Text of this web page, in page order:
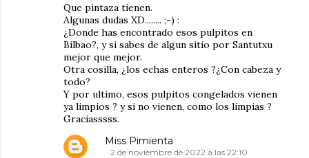
Que pintaza tienen.
Algunas dudas XD........ ;-) :
¿Donde has encontrado esos pulpitos en
Bilbao?, y si sabes de algun sitio por Santutxu
mejor que mejor.
Otra cosilla, ¿los echas enteros ?¿Con cabeza y
todo?
Y por ultimo, esos pulpitos congelados vienen
ya limpios ? y si no vienen, como los limpias ?
Graciasssss.
Miss Pimienta
2 de noviembre de 2022 a las 22:10